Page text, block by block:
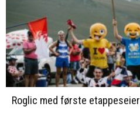
Roglic med første etappeseier